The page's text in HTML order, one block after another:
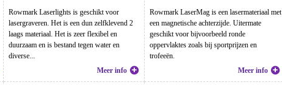
Rowmark Laserlights is geschikt voor
lasergraveren. Het is een dun zelfklevend 2
laags materiaal. Het is zeer flexibel en
duurzaam en is bestand tegen water en
diverse...
Meer info
Rowmark LaserMag is een lasermateriaal met
een magnetische achterzijde. Uitermate
geschikt voor bijvoorbeeld ronde
oppervlaktes zoals bij sportprijzen en
trofeeën.
Meer info